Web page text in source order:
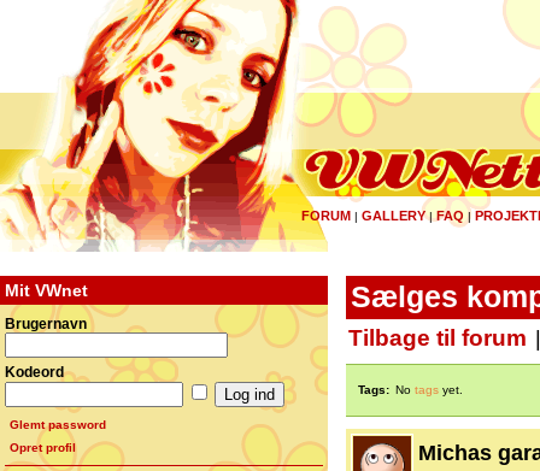
FORUM | GALLERY|FAQ |
Mit VWnet
Brugernavn
Kodeord
Glemt password
Opret profil
Sælges
Tilbage til forum
Tags: No tags yet.
Michas